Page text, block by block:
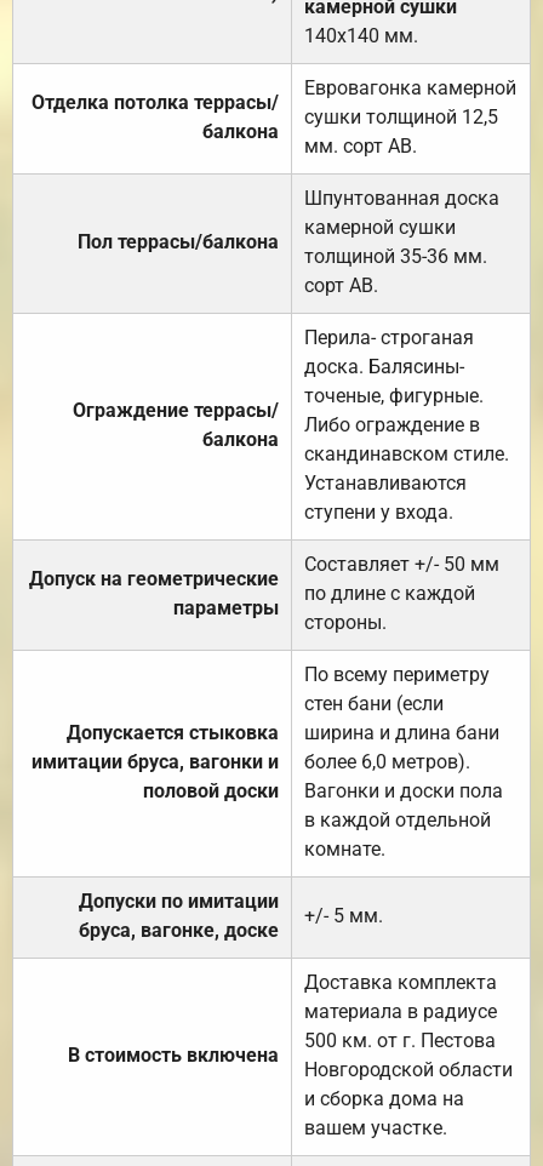
камерной сушки
140х140 мм.
Отделка потолка террасы/
балкона
Евровагонка камерной
сушки толщиной 12,5
мм. сорт АВ.
Пол террасы/балкона
Шпунтованная доска
камерной сушки
толщиной 35-36 мм.
сорт АВ.
Ограждение террасы/
балкона
Перила- строганая
доска. Балясины-
точеные, фигурные.
Либо ограждение в
скандинавском стиле.
Устанавливаются
ступени у входа.
Допуск на геометрические
параметры
Составляет +/- 50 мм
по длине с каждой
стороны.
Допускается стыковка
имитации бруса, вагонки и
половой доски
По всему периметру
стен бани (если
ширина и длина бани
более 6,0 метров).
Вагонки и доски пола
в каждой отдельной
комнате.
Допуски по имитации
бруса, вагонке, доске
+/- 5 мм.
В стоимость включена
Доставка комплекта
материала в радиусе
500 км. от г. Пестова
Новгородской области
и сборка дома на
вашем участке.